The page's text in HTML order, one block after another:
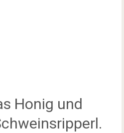
Honig und